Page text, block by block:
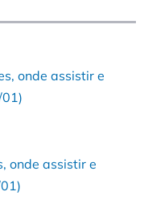
onde assistir e
onde assistir e